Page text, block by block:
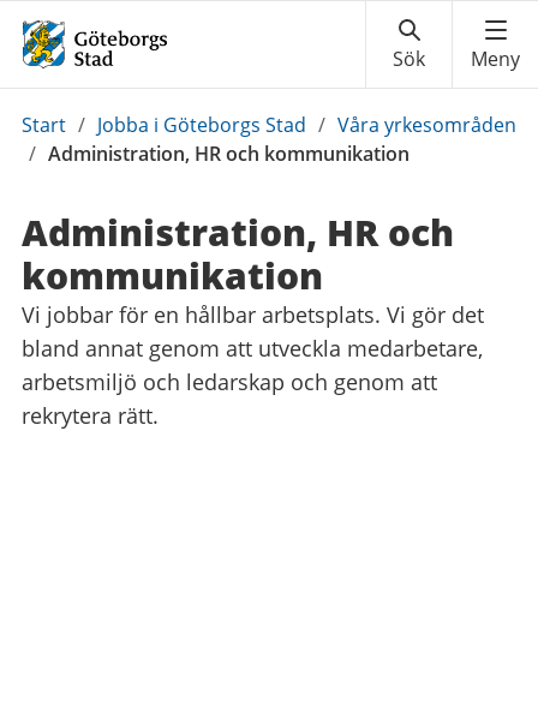
Du
är
Start / Jobba i Göteborgs Stad / Våra yrkesområden
/ Administration, ​HR och kommunikation
Administration, ​HR och
kommunikation
Vi jobbar för en hållbar arbetsplats. Vi gör det
bland annat genom att utveckla medarbetare,
arbetsmiljö och ledarskap och genom att
rekrytera rätt.